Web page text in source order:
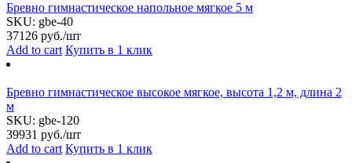
Бревно гимнастическое напольное мягкое 5 м
SKU: gbe-40
37126 руб./шт
Add to cart Купить в 1 клик
Бревно гимнастическое высокое мягкое, высота 1,2 м, длина 2
м
SKU: gbe-120
39931 руб./шт
Add to cart Купить в 1 клик